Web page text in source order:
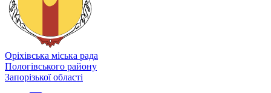
Оріхівська міська рада
Пологівського району
Запорізької області